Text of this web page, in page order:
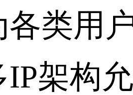
各类用
构允